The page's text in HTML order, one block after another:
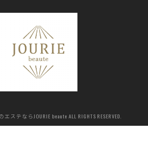
ステならJOURIE beaute ALL RIGHTS RESERVED.